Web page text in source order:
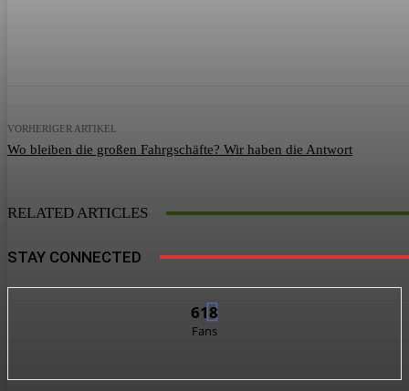
VORHERIGER ARTIKEL
Wo bleiben die großen Fahrgschäfte? Wir haben die Antwort
RELATED ARTICLES
STAY CONNECTED
618
Fans